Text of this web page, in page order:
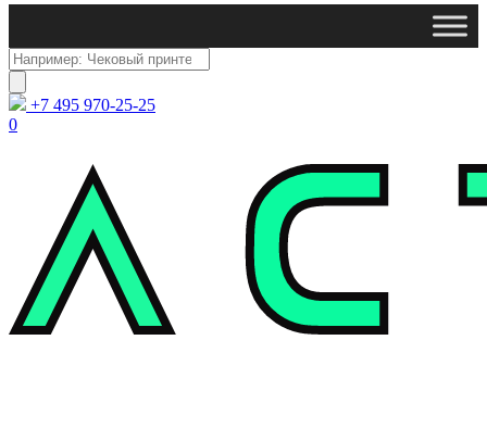
Поиск
товаров
+7 495 970-25-25
0